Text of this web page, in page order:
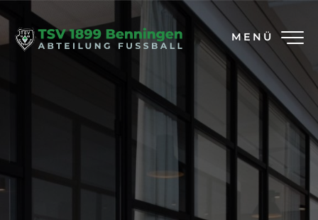
MENÜ